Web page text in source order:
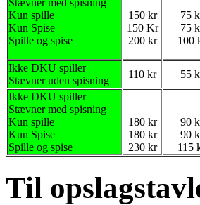
Kun spille
Kun Spise
Spille og spise
150 kr
150 Kr
200 kr
75
75
100
Ikke DKU spiller
Stævner uden spisning
110 kr 55
Ikke DKU spiller
Stævner med spisning
Kun spille
Kun Spise
Spille og spise
180 kr
180 kr
230 kr
90
90
115
Til